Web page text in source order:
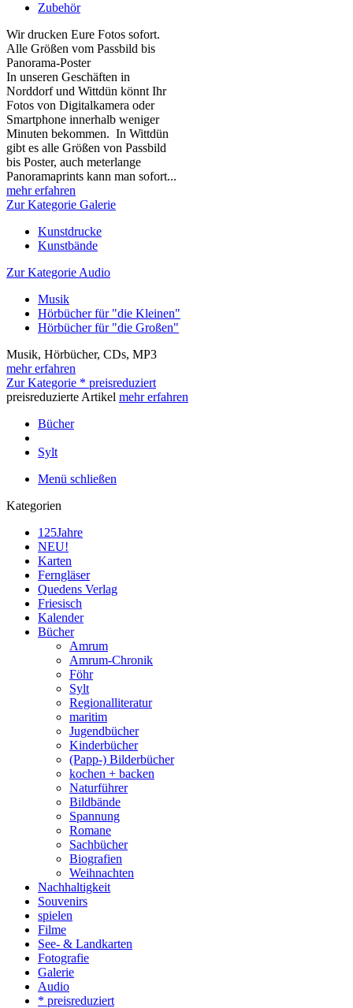
Zubehör
Wir drucken Eure Fotos sofort.
Alle Größen vom Passbild bis
Panorama-Poster
In unseren Geschäften in
Norddorf und Wittdün könnt Ihr
Fotos von Digitalkamera oder
Smartphone innerhalb weniger
Minuten bekommen. In Wittdün
gibt es alle Größen von Passbild
bis Poster, auch meterlange
Panoramaprints kann man sofort...
mehr erfahren
Zur Kategorie Galerie
Kunstdrucke
Kunstbände
Zur Kategorie Audio
Musik
Hörbücher für "die Kleinen"
Hörbücher für "die Großen"
Musik, Hörbücher, CDs, MP3
mehr erfahren
Zur Kategorie * preisreduziert
preisreduzierte Artikel mehr erfahren
Bücher
Sylt
Menü schließen
Kategorien
125Jahre
NEU!
Karten
Ferngläser
Quedens Verlag
Friesisch
Kalender
Bücher
Amrum
Amrum-Chronik
Föhr
Sylt
Regionalliteratur
maritim
Jugendbücher
Kinderbücher
(Papp-) Bilderbücher
kochen + backen
Naturführer
Bildbände
Spannung
Romane
Sachbücher
Biografien
Weihnachten
Nachhaltigkeit
Souvenirs
spielen
Filme
See- & Landkarten
Fotografie
Galerie
Audio
* preisreduziert